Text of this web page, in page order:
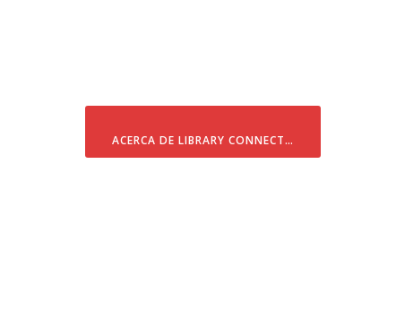
ACERCA DE LIBRARY CONNECT…